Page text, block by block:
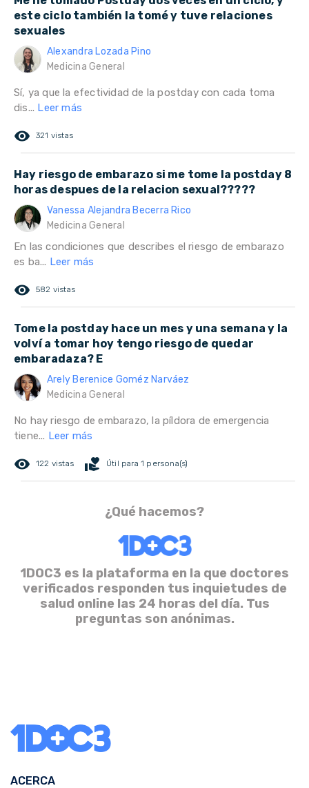
este ciclo también la tomé y tuve relaciones
sexuales
Alexandra Lozada Pino
Medicina General
Sí, ya que la efectividad de la postday con cada toma
dis... Leer más
remove_red_eye 321 vistas
Hay riesgo de embarazo si me tome la postday 8
horas despues de la relacion sexual?????
Vanessa Alejandra Becerra Rico
Medicina General
En las condiciones que describes el riesgo de embarazo
es ba... Leer más
remove_red_eye 582 vistas
Tome la postday hace un mes y una semana y la
volví a tomar hoy tengo riesgo de quedar
embaradaza? E
Arely Berenice Goméz Narváez
Medicina General
No hay riesgo de embarazo, la píldora de emergencia
tiene... Leer más
remove_red_eye 122 vistas volunteer_activism Útil para 1 persona(s)
¿Qué hacemos?
1DOC3 es la plataforma en la que doctores
verificados responden tus inquietudes de
salud online las 24 horas del día. Tus
preguntas son anónimas.
ACERCA